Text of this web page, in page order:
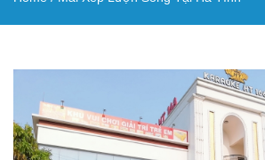
You are here